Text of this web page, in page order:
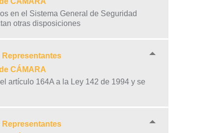
en el Sistema General de Seguridad
otras disposiciones
CÁMARA
artículo 164A a la Ley 142 de 1994 y se